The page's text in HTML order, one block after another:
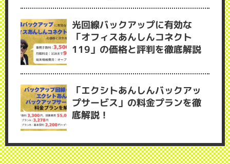
光回線バックアップに有効な
「オフィスあんしんコネクト
119」の価格と評判を徹底解説
「エクシトあんしんバックアッ
プサービス」の料金プランを徹
底解説！